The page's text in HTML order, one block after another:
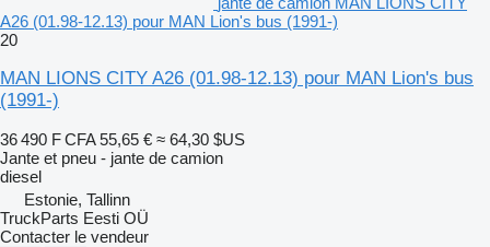
A26 (01.98-12.13) pour MAN Lion's bus (1991-)
20
MAN LIONS CITY A26 (01.98-12.13) pour MAN Lion's bus
(1991-)
36 490 F CFA 55,65 € ≈ 64,30 $US
Jante et pneu - jante de camion
diesel
Estonie, Tallinn
TruckParts Eesti OÜ
Contacter le vendeur